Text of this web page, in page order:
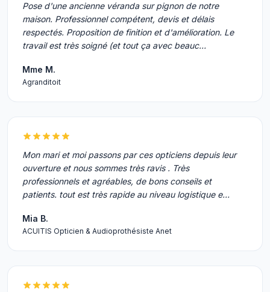
Pose d'une ancienne véranda sur pignon de notre
maison. Professionnel compétent, devis et délais
respectés. Proposition de finition et d'amélioration. Le
travail est très soigné (et tout ça avec beauc…
Mme M.
Agranditoit
Mon mari et moi passons par ces opticiens depuis leur
ouverture et nous sommes très ravis . Très
professionnels et agréables, de bons conseils et
patients. tout est très rapide au niveau logistique e…
Mia B.
ACUITIS Opticien & Audioprothésiste Anet